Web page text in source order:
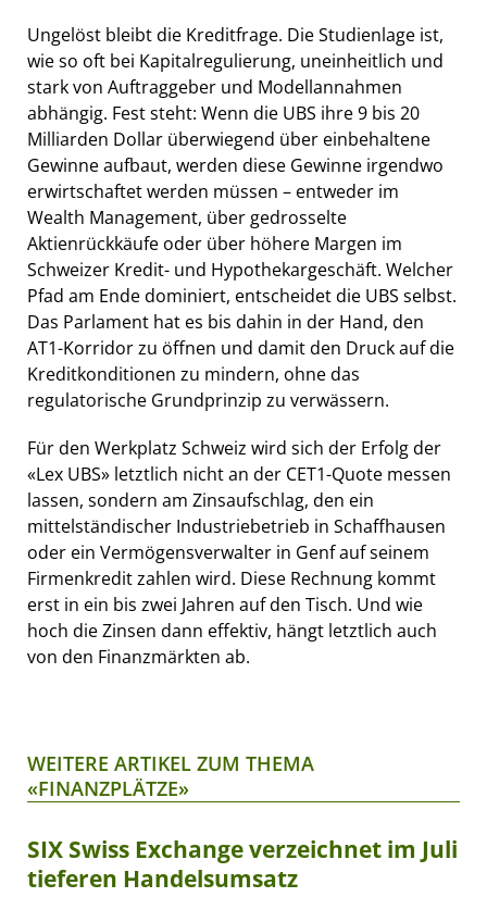
Ungelöst bleibt die Kreditfrage. Die Studienlage ist,
wie so oft bei Kapitalregulierung, uneinheitlich und
stark von Auftraggeber und Modellannahmen
abhängig. Fest steht: Wenn die UBS ihre 9 bis 20
Milliarden Dollar überwiegend über einbehaltene
Gewinne aufbaut, werden diese Gewinne irgendwo
erwirtschaftet werden müssen – entweder im
Wealth Management, über gedrosselte
Aktienrückkäufe oder über höhere Margen im
Schweizer Kredit- und Hypothekargeschäft. Welcher
Pfad am Ende dominiert, entscheidet die UBS selbst.
Das Parlament hat es bis dahin in der Hand, den
AT1-Korridor zu öffnen und damit den Druck auf die
Kreditkonditionen zu mindern, ohne das
regulatorische Grundprinzip zu verwässern.
Für den Werkplatz Schweiz wird sich der Erfolg der
«Lex UBS» letztlich nicht an der CET1-Quote messen
lassen, sondern am Zinsaufschlag, den ein
mittelständischer Industriebetrieb in Schaffhausen
oder ein Vermögensverwalter in Genf auf seinem
Firmenkredit zahlen wird. Diese Rechnung kommt
erst in ein bis zwei Jahren auf den Tisch. Und wie
hoch die Zinsen dann effektiv, hängt letztlich auch
von den Finanzmärkten ab.
WEITERE ARTIKEL ZUM THEMA
«FINANZPLÄTZE»
SIX Swiss Exchange verzeichnet im Juli
tieferen Handelsumsatz